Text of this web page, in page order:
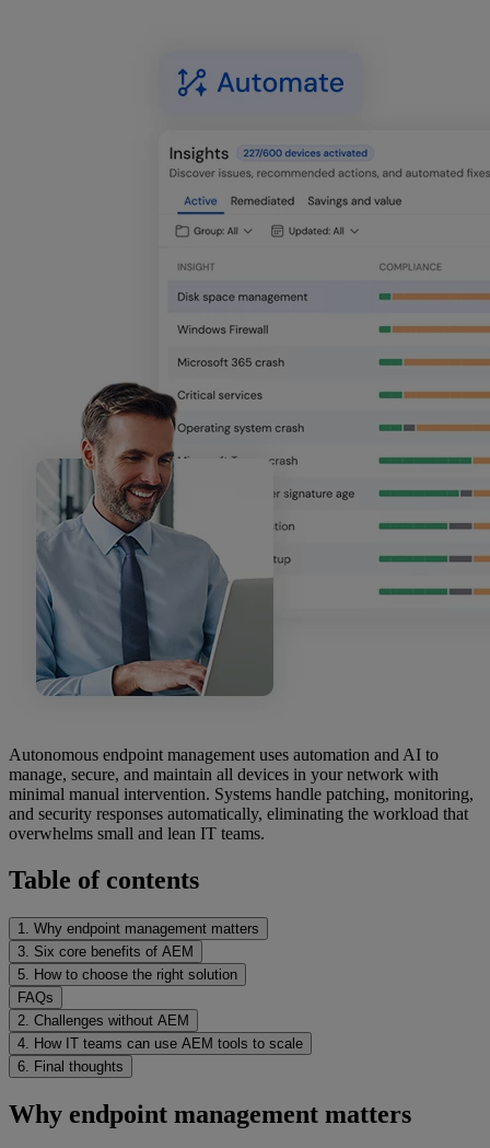
Autonomous endpoint management uses automation and AI to
manage, secure, and maintain all devices in your network with
minimal manual intervention. Systems handle patching, monitoring,
and security responses automatically, eliminating the workload that
overwhelms small and lean IT teams.
Table of contents
1. Why endpoint management matters
3. Six core benefits of AEM
5. How to choose the right solution
FAQs
2. Challenges without AEM
4. How IT teams can use AEM tools to scale
6. Final thoughts
Why endpoint management matters